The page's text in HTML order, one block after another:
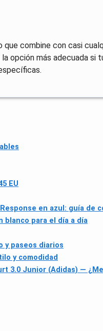
que combine con casi
opción más adecuada si
EU
en azul: guía de
blanco para el día a día
y paseos diarios
y comodidad
3.0 Junior (Adidas) —